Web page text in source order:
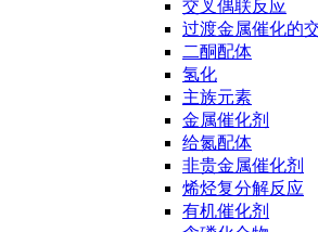
交叉偶联反应
过渡金属催化的
二酮配体
氢化
主族元素
金属催化剂
给氮配体
非贵金属催化剂
烯烃复分解反应
有机催化剂